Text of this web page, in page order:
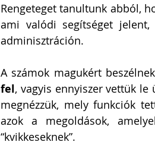
Rengeteget tanultunk abból,
ami valódi segítséget
adminisztráción.
A számok magukért
fel, vagyis ennyiszer vettük
megnézzük, mely funkciók
azok a megoldások,
“kvikkeseknek”.